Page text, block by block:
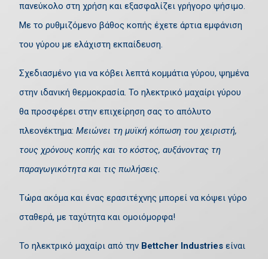
πανεύκολο στη χρήση και εξασφαλίζει γρήγορο ψήσιμο.
Με το ρυθμιζόμενο βάθος κοπής έχετε άρτια εμφάνιση
του γύρου με ελάχιστη εκπαίδευση.
Σχεδιασμένο για να κόβει λεπτά κομμάτια γύρου, ψημένα
στην ιδανική θερμοκρασία. Το ηλεκτρικό μαχαίρι γύρου
θα προσφέρει στην επιχείρηση σας το απόλυτο
πλεονέκτημα: Μειώνει τη μυϊκή κόπωση του χειριστή,
τους χρόνους κοπής και το κόστος, αυξάνοντας τη
παραγωγικότητα και τις πωλήσεις.
Τώρα ακόμα και ένας ερασιτέχνης μπορεί να κόψει γύρο
σταθερά, με ταχύτητα και ομοιόμορφα!
Το ηλεκτρικό μαχαίρι από την Bettcher Industries είναι